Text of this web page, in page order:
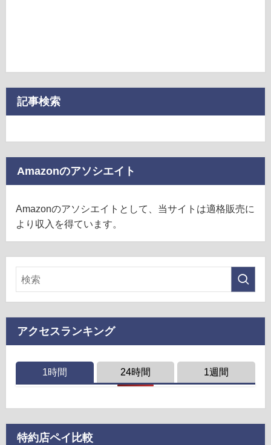
記事検索
Amazonのアソシエイト
Amazonのアソシエイトとして、当サイトは適格販売に
より収入を得ています。
アクセスランキング
1時間 24時間 1週間
特約店ペイ比較